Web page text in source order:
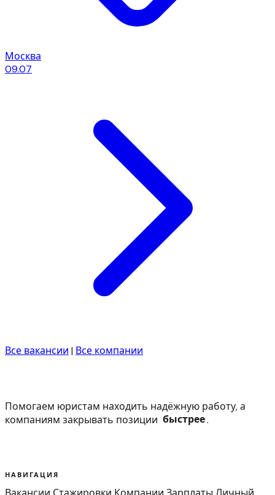
Москва
09.07
Все вакансии | Все компании
Помогаем юристам находить надёжную работу, а
компаниям закрывать позиции быстрее.
НАВИГАЦИЯ